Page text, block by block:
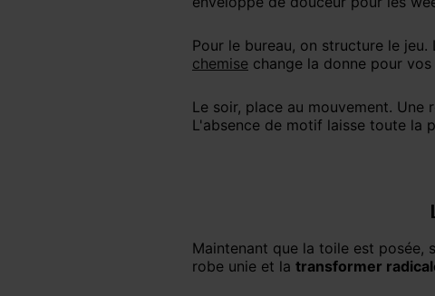
Pour le bureau, on structure le
chemise change la donne pour
Le soir, place au mouvement.
L'absence de motif laisse toute la
Maintenant que la toile est posée, sortez les pinceaux. Les accessoires restent la meilleure clé pour personnaliser une
robe unie et la transformer